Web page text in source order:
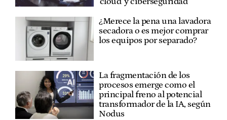
¿Merece la pena una lavadora
secadora o es mejor comprar
los equipos por separado?
La fragmentación de los
procesos emerge como el
principal freno al potencial
transformador de la IA, según
Nodus